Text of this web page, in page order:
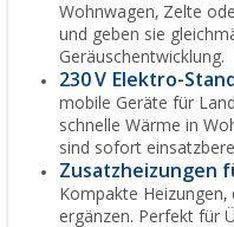
Wohnwagen, Zelte
und geben sie
Geräuschentwicklung.
230 V Elektro-
mobile Geräte für
schnelle Wärme in
sind sofort
Zusatzheizungen
Kompakte Heizungen,
ergänzen. Perfekt für